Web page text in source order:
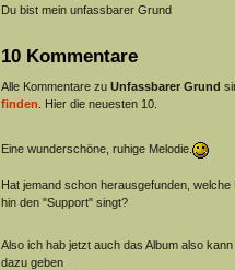
Du bist mein unfassbarer Grund
10 Kommentare
Alle Kommentare zu Unfassbarer Grund
finden . Hier die neuesten 10.
Eine wunderschöne, ruhige Melodie.
Hat jemand schon herausgefunden, welche
hin den "Support" singt?
Also ich hab jetzt auch das Album also
dazu geben